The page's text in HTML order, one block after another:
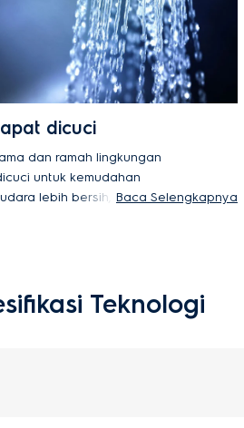
dicuci
dan ramah lingkungan
untuk kemudahan
lebih bersih, dan kinerja
Baca Selengkapnya
Teknologi